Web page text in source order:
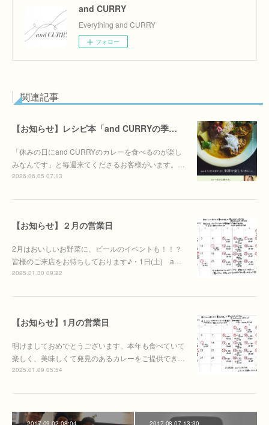
and CURRY
Everything and CURRY
フォロー
関連記事
【お知らせ】レシピ本「and CURRYの季節を季節を楽しむカレー」6/30(火)発売決定！！
「休みの日にand CURRYのカレーを食べるのが楽し
みなんです」と毎週来てくださるお客様がいます。…
2026.06.05 07:13
【お知らせ】２月の営業日
2月はおいしいお野菜に、ビールのイベントも！！？
皆様のご来店をお待ちしております♪・1日(土) a…
2025.01.30 09:22
【お知らせ】1月の営業日
明けましておめでとうございます。本年も食べていて
楽しく、美味しくて発見のあるカレーをご提供でき…
2025.01.09 05:54
2017.09.02 08:04 2017.08.07 13:30